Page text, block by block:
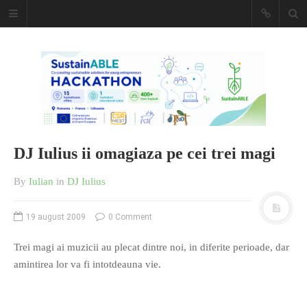
Caiet de
insemnari
DESCARCĂ!
DJ Iulius ii omagiaza pe cei trei magi
By Iulian in DJ Iulius
19 august 2009 0 Comment
Trei magi ai muzicii au plecat dintre noi, in diferite perioade, dar
amintirea lor va fi intotdeauna vie.